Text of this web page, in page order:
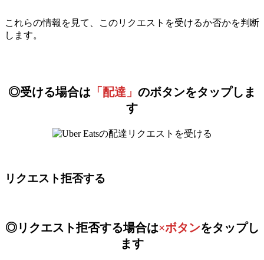
これらの情報を見て、このリクエストを受けるか否かを判断
します。
◎受ける場合は 「配達」 のボタンをタップしま
す
リクエスト拒否する
◎リクエスト拒否する場合は×ボタンをタップし
ます